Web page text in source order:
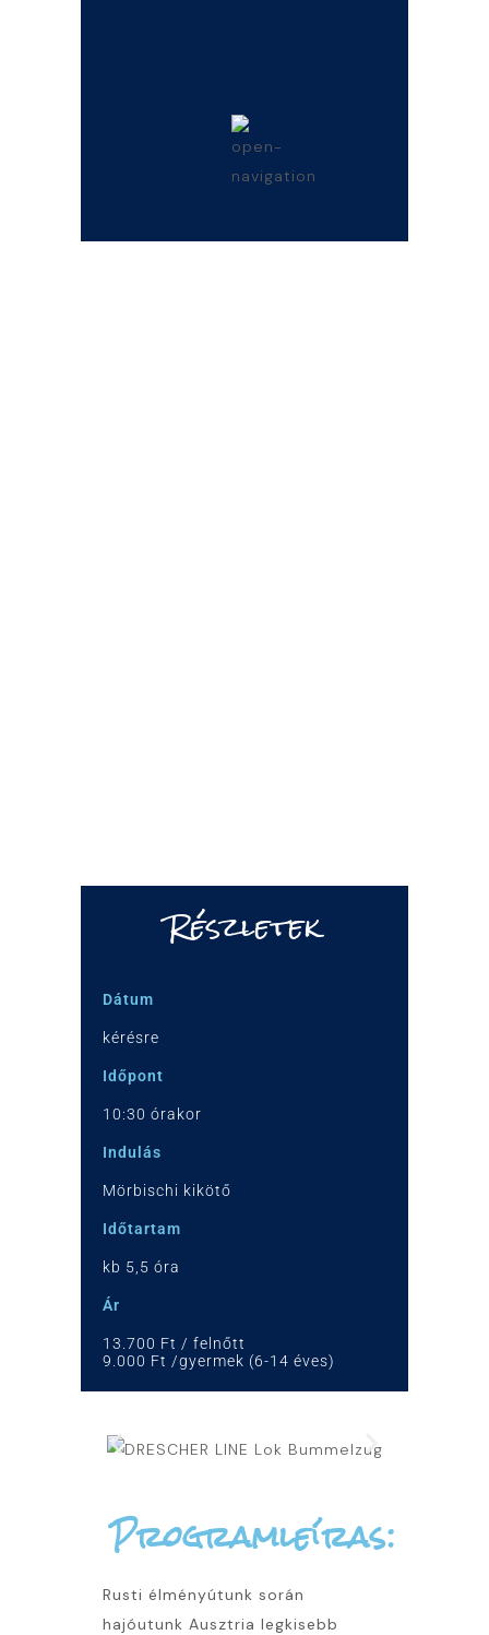
Részletek
Dátum
kérésre
Időpont
10:30 órakor
Indulás
Mörbischi kikötő
Időtartam
kb 5,5 óra
Ár
13.700 Ft / felnőtt
9.000 Ft /gyermek (6-14 éves)
Programleíras:
Rusti élményútunk során
hajóutunk Ausztria legkisebb